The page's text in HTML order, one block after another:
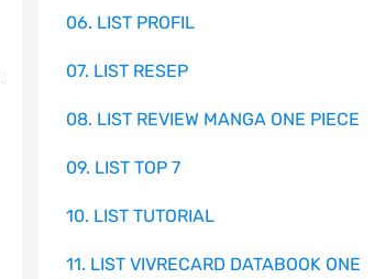
06. LIST PROFIL
07. LIST RESEP
08. LIST REVIEW MANGA ONE PIECE
09. LIST TOP 7
10. LIST TUTORIAL
11. LIST VIVRECARD DATABOOK ONE